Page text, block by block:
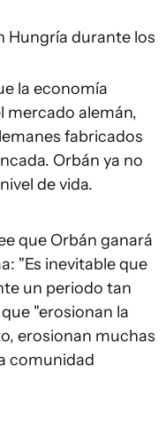
Hungría durante los
la economía
mercado alemán,
fabricados
Orbán ya no
de vida.
que Orbán ganará
"Es inevitable que
un periodo tan
"erosionan la
erosionan muchas
comunidad